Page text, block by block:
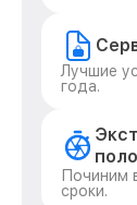
Лучшие
года.
Починим
сроки.